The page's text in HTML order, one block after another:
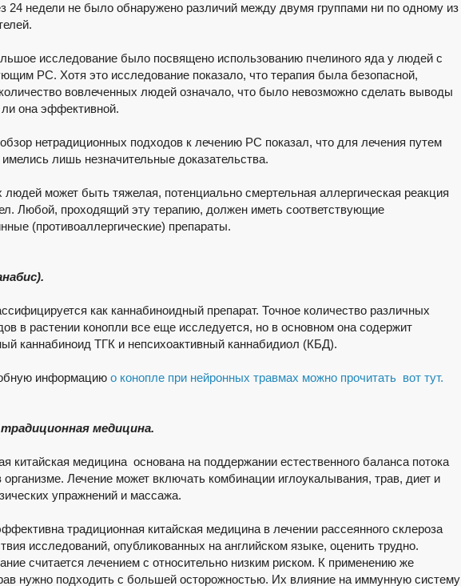
24 недели не было обнаружено различий между двумя группами ни по одному из
исследование было посвящено использованию пчелиного яда у людей с
РС. Хотя это исследование показало, что терапия была безопасной,
вовлеченных людей означало, что было невозможно сделать выводы
она эффективной.
нетрадиционных подходов к лечению РС показал, что для лечения путем
лишь незначительные доказательства.
людей может быть тяжелая, потенциально смертельная аллергическая реакция
Любой, проходящий эту терапию, должен иметь соответствующие
(противоаллергические) препараты.
как каннабиноидный препарат. Точное количество различных
в растении конопли все еще исследуется, но в основном она содержит
каннабиноид ТГК и непсихоактивный каннабидиол (КБД).
информацию о конопле при нейронных травмах можно прочитать вот тут.
медицина.
китайская медицина основана на поддержании естественного баланса потока
организме. Лечение может включать комбинации иглоукалывания, трав, диет и
упражнений и массажа.
традиционная китайская медицина в лечении рассеянного склероза
исследований, опубликованных на английском языке, оценить трудно.
считается лечением с относительно низким риском. К применению же
нужно подходить с большей осторожностью. Их влияние на иммунную систему